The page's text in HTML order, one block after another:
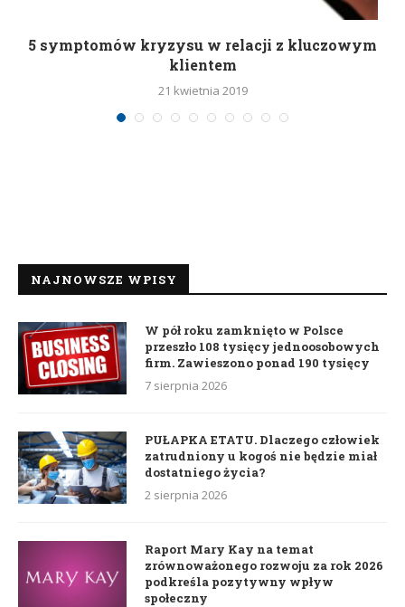
5 symptomów kryzysu w relacji z kluczowym
klientem
21 kwietnia 2019
NAJNOWSZE WPISY
W pół roku zamknięto w Polsce
przeszło 108 tysięcy jednoosobowych
firm. Zawieszono ponad 190 tysięcy
7 sierpnia 2026
PUŁAPKA ETATU. Dlaczego człowiek
zatrudniony u kogoś nie będzie miał
dostatniego życia?
2 sierpnia 2026
Raport Mary Kay na temat
zrównoważonego rozwoju za rok 2026
podkreśla pozytywny wpływ
społeczny